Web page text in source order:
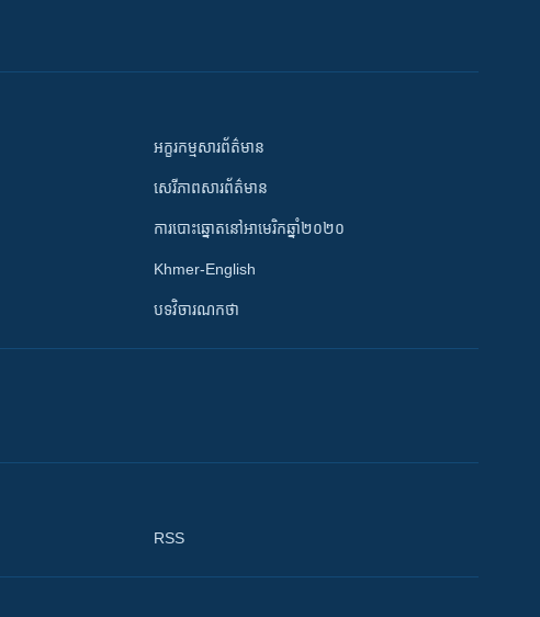
អក្ខរកម្មសារព័ត៌មាន
សេរីភាពសារព័ត៌មាន
ការបោះឆ្នោតនៅអាមេរិកឆ្នាំ២០២០
Khmer-English
បទវិចារណកថា
RSS